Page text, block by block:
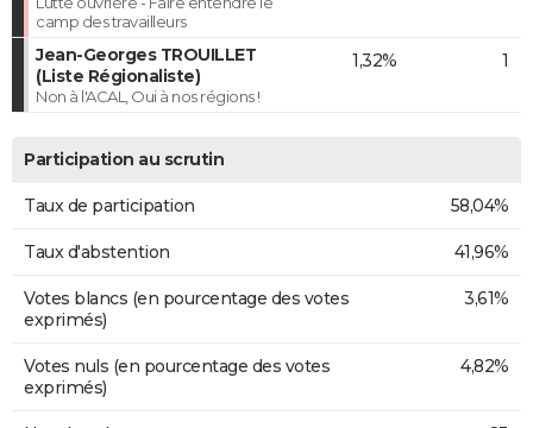
camp des travailleurs
Jean-Georges TROUILLET
(Liste Régionaliste)
Non à l'ACAL, Oui à nos régions !
1,32% 1
Participation au scrutin
Taux de participation 58,04%
Taux d'abstention 41,96%
Votes blancs (en pourcentage des votes
exprimés)
3,61%
Votes nuls (en pourcentage des votes
exprimés)
4,82%